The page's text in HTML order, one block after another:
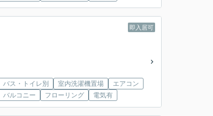
即入居可
バス・トイレ別 室内洗濯機置場
エアコン
バルコニー
フローリング 電気有